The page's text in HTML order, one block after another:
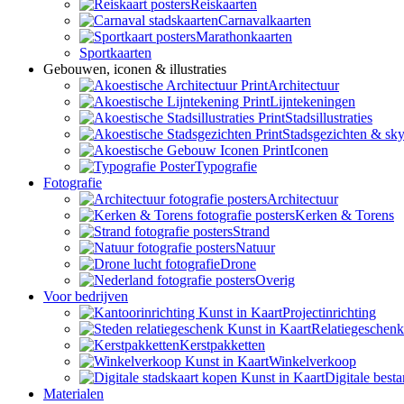
Reiskaarten
Carnavalkaarten
Marathonkaarten
Sportkaarten
Gebouwen, iconen & illustraties
Architectuur
Lijntekeningen
Stadsillustraties
Stadsgezichten &
Iconen
Typografie
Fotografie
Architectuur
Kerken & Torens
Strand
Natuur
Drone
Overig
Voor bedrijven
Projectinrichting
Kerstpakketten
Winkelverkoop
Digitale
Materialen